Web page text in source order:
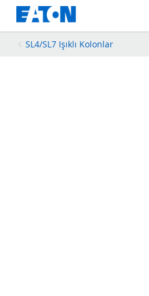
SL4/SL7 Işıklı Kolonlar